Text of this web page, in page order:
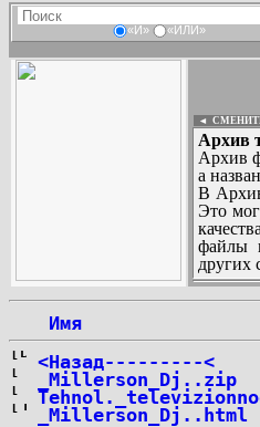
«И» «ИЛИ»
◄
Архив
Архив
а
В
Это
файлы
других
Имя
<Назад---------<
_Millerson_Dj..zip
_Millerson_Dj..html